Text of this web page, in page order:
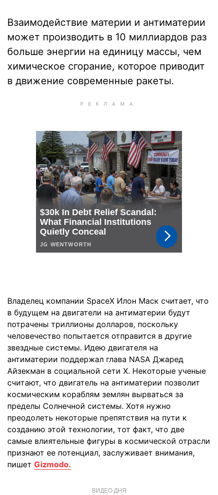
Взаимодействие материи и антиматерии
может производить в 10 миллиардов раз
больше энергии на единицу массы, чем
химическое сгорание, которое приводит
в движение современные ракеты.
Владелец компании SpaceX Илон Маск считает, что
в будущем на двигатели на антиматерии будут
потрачены триллионы долларов, поскольку
человечество попытается отправится в другие
звездные системы. Идею двигателя на
антиматерии поддержал глава NASA Джаред
Айзекман в социальной сети Х. Некоторые ученые
считают, что двигатель на антиматерии позволит
космическим кораблям землян вырваться за
пределы Солнечной системы. Хотя нужно
преодолеть некоторые препятствия на пути к
созданию этой технологии, тот факт, что две
самые влиятельные фигуры в космической отрасли
признают ее потенциал, заслуживает внимания,
пишет Gizmodo.
ВИДЕО ДНЯ